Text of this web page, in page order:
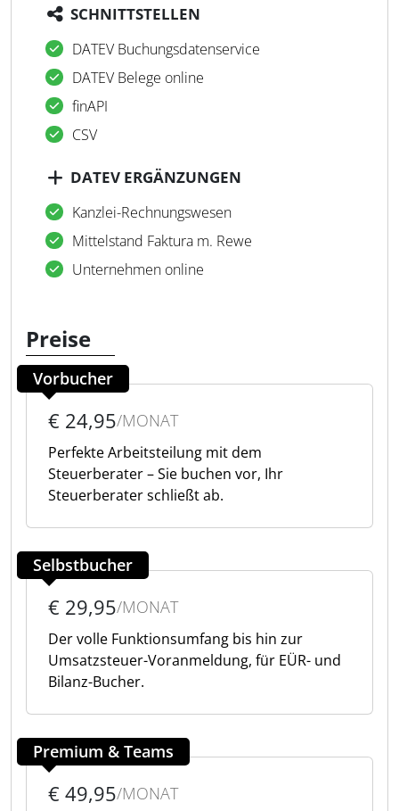
SCHNITTSTELLEN
DATEV Buchungsdatenservice
DATEV Belege online
finAPI
CSV
DATEV ERGÄNZUNGEN
Kanzlei-Rechnungswesen
Mittelstand Faktura m. Rewe
Unternehmen online
Preise
Vorbucher
€ 24,95/MONAT
Perfekte Arbeitsteilung mit dem
Steuerberater – Sie buchen vor, Ihr
Steuerberater schließt ab.
Selbstbucher
€ 29,95/MONAT
Der volle Funktionsumfang bis hin zur
Umsatzsteuer-Voranmeldung, für EÜR- und
Bilanz-Bucher.
Premium & Teams
€ 49,95/MONAT